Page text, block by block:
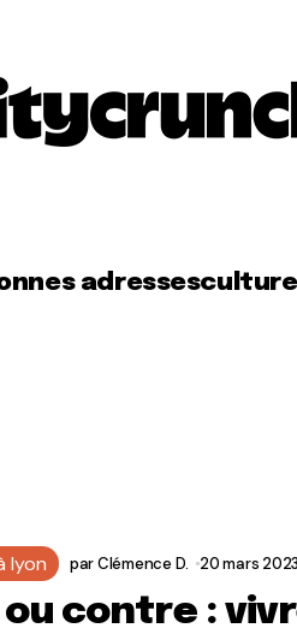
adressesculture
lyon parClémence D. 20 mars 2023
ou contre :